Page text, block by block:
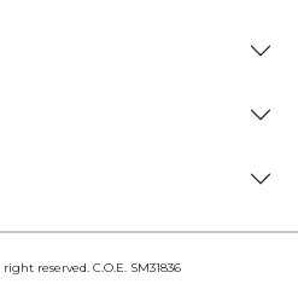
reserved. C.O.E. SM31836